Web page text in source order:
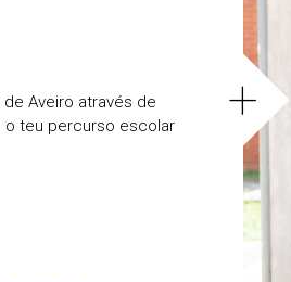
Aveiro através de
o teu percurso escolar
+